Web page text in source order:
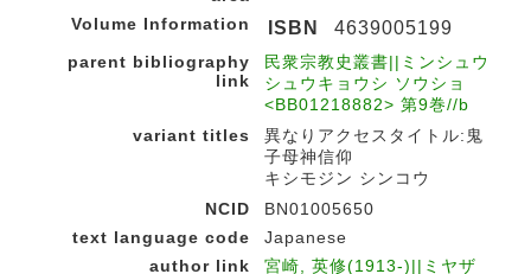
Volume Information ISBN 4639005199
parent bibliography
link
民衆宗教史叢書||ミンシュウ
シュウキョウシ ソウショ
<BB01218882> 第9巻//b
variant titles
異なりアクセスタイトル:鬼
子母神信仰
キシモジン シンコウ
NCID
BN01005650
text language code
Japanese
author link
宮崎, 英修(1913-)||ミヤザ